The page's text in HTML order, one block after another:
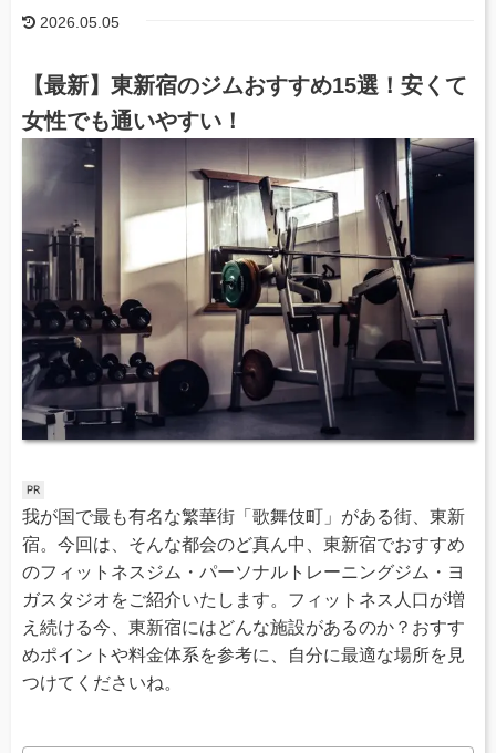
2026.05.05
【最新】東新宿のジムおすすめ15選！安くて
女性でも通いやすい！
我が国で最も有名な繁華街「歌舞伎町」がある街、東新
宿。今回は、そんな都会のど真ん中、東新宿でおすすめ
のフィットネスジム・パーソナルトレーニングジム・ヨ
ガスタジオをご紹介いたします。フィットネス人口が増
え続ける今、東新宿にはどんな施設があるのか？おすす
めポイントや料金体系を参考に、自分に最適な場所を見
つけてくださいね。